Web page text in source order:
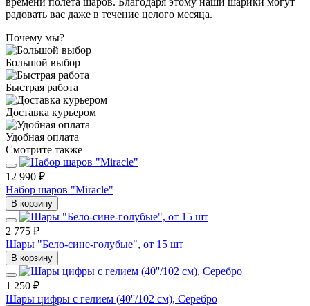
радовать вас даже в течение целого месяца.
Почему мы?
Большой выбор
Быстрая работа
Доставка курьером
Удобная оплата
Смотрите также
12 990 ₽
Набор шаров "Miracle"
В корзину
2 775 ₽
Шары "Бело-сине-голубые", от 15 шт
В корзину
1 250 ₽
Шары цифры с гелием (40''/102 см), Серебро